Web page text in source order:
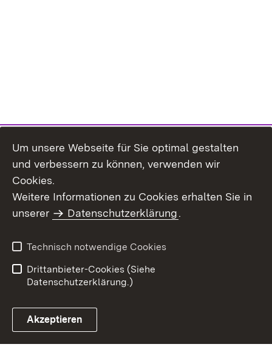
Um unsere Webseite für Sie optimal gestalten
und verbessern zu können, verwenden wir
Cookies.
Weitere Informationen zu Cookies erhalten Sie in
unserer
Datenschutzerklärung.
Technisch notwendige Cookies
Drittanbieter-Cookies (Siehe
Datenschutzerklärung.)
Akzeptieren